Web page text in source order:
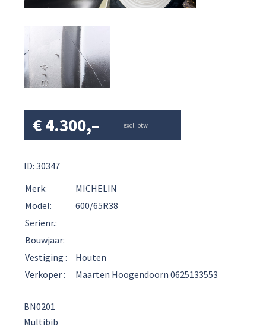
€4.300,– excl. btw
ID: 30347
Merk:
MICHELIN
Model:
600/65R38
Serienr.:
Bouwjaar:
Vestiging :
Houten
Verkoper :
Maarten Hoogendoorn 0625133553
BN0201
Multibib